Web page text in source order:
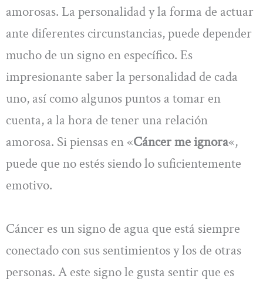
amorosas. La personalidad y la forma de actuar
ante diferentes circunstancias, puede depender
mucho de un signo en específico. Es
impresionante saber la personalidad de cada
uno, así como algunos puntos a tomar en
cuenta, a la hora de tener una relación
amorosa. Si piensas en «Cáncer me ignora«,
puede que no estés siendo lo suficientemente
emotivo.
Cáncer es un signo de agua que está siempre
conectado con sus sentimientos y los de otras
personas. A este signo le gusta sentir que es